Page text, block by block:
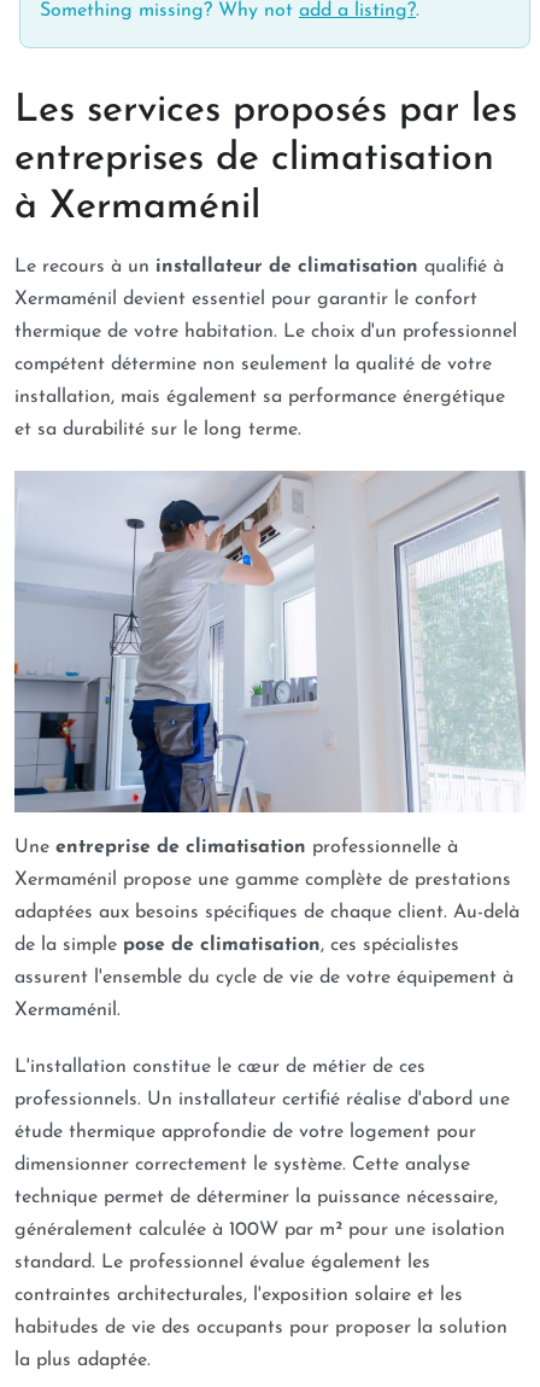
Something missing? Why not add a listing?.
Les services proposés par les
entreprises de climatisation
à Xermaménil
Le recours à un installateur de climatisation qualifié à
Xermaménil devient essentiel pour garantir le confort
thermique de votre habitation. Le choix d'un professionnel
compétent détermine non seulement la qualité de votre
installation, mais également sa performance énergétique
et sa durabilité sur le long terme.
Une entreprise de climatisation professionnelle à
Xermaménil propose une gamme complète de prestations
adaptées aux besoins spécifiques de chaque client. Au-delà
de la simple pose de climatisation, ces spécialistes
assurent l'ensemble du cycle de vie de votre équipement à
Xermaménil.
L'installation constitue le cœur de métier de ces
professionnels. Un installateur certifié réalise d'abord une
étude thermique approfondie de votre logement pour
dimensionner correctement le système. Cette analyse
technique permet de déterminer la puissance nécessaire,
généralement calculée à 100W par m² pour une isolation
standard. Le professionnel évalue également les
contraintes architecturales, l'exposition solaire et les
habitudes de vie des occupants pour proposer la solution
la plus adaptée.